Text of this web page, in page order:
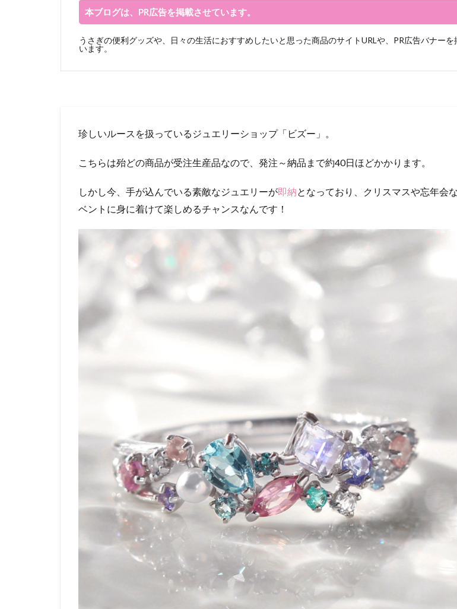
本ブログは、PR広告を掲載させています。
うさぎの便利グッズや、日々の生活におすすめしたいと思った商品のサイトURLや、PR広告バナーを
います。
珍しいルースを扱っているジュエリーショップ「ビズー」。
こちらは殆どの商品が受注生産品なので、発注～納品まで約40日ほどかかります。
しかし今、手が込んでいる素敵なジュエリーが即納 となっており、クリスマスや忘年会
ベントに身に着けて楽しめるチャンスなんです！